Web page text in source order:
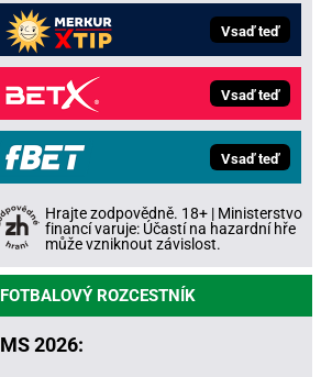
Vsaď teď
Vsaď teď
Vsaď teď
Hrajte zodpovědně. 18+ | Ministerstvo
financí varuje: Účastí na hazardní hře
může vzniknout závislost.
FOTBALOVÝ ROZCESTNÍK
MS 2026: